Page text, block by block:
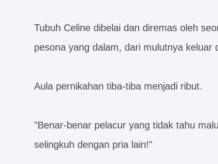
Tubuh Celine dibelai dan diremas oleh
pesona yang dalam, dari mulutnya
Aula pernikahan tiba-tiba menjadi ribut.
"Benar-benar pelacur yang tidak tahu
selingkuh dengan pria lain!"